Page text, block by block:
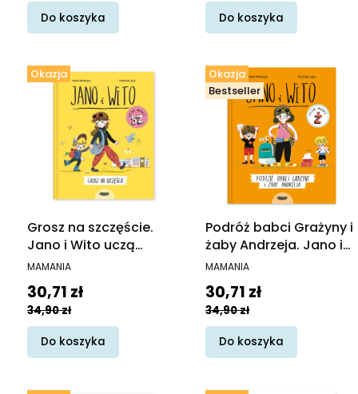
Do koszyka Do koszyka
Okazja
Grosz na szczęście.
Jano i Wito uczą
mówić SZ
PRODUCENT
MAMANIA
Cena promocyjna
30,71 zł
34,90 zł
Do koszyka
Okazja
Bestseller
Podróż babci Grażyny i
żaby Andrzeja. Jano i
Wito uczą mówić
PRODUCENT
MAMANIA
Cena promocyjna
30,71 zł
34,90 zł
Do koszyka